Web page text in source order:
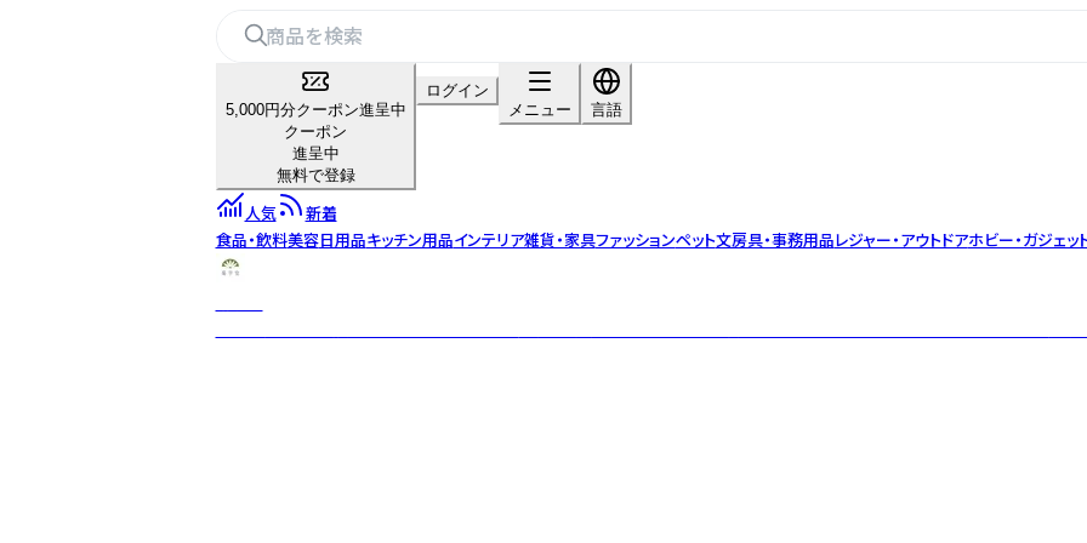
5,000円分クーポン進呈中
クーポン
進呈中
無料で登録
ログイン
メニュー
言語
人気
新着
食品・飲料美容日用品キッチン用品インテリア雑貨・家具ファッションペット文房具・事務用品レジャー・アウトドアホビー・ガジェッ